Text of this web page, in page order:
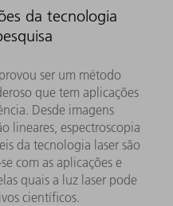
da tecnologia
ser um método
que tem aplicações
Desde imagens
lineares, espectroscopia
da tecnologia laser são
com as aplicações e
quais a luz laser pode
científicos.